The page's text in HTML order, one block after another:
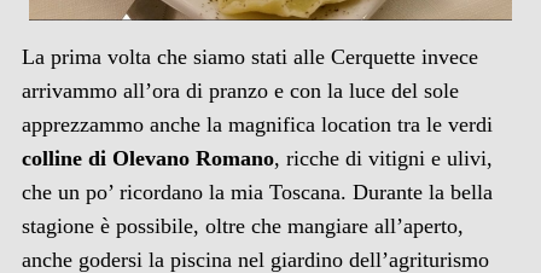
La prima volta che siamo stati alle Cerquette invece
arrivammo all’ora di pranzo e con la luce del sole
apprezzammo anche la magnifica location tra le verdi
colline di Olevano Romano, ricche di vitigni e ulivi,
che un po’ ricordano la mia Toscana. Durante la bella
stagione è possibile, oltre che mangiare all’aperto,
anche godersi la piscina nel giardino dell’agriturismo